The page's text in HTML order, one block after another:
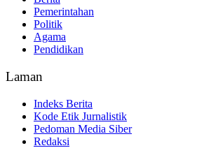
Pemerintahan
Politik
Agama
Pendidikan
Laman
Indeks Berita
Kode Etik Jurnalistik
Pedoman Media Siber
Redaksi